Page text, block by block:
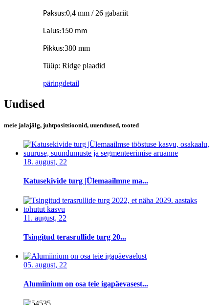
Paksus:0,4 mm / 26 gabariit
Laius:150 mm
Pikkus:380 mm
Tüüp: Ridge plaadid
päringdetail
Uudised
meie jalajälg, juhtpositsioonid, uuendused, tooted
18. august, 22
Katusekivide turg |Ülemaailmne ma...
11. august, 22
Tsingitud terasrullide turg 20...
05. august, 22
Alumiinium on osa teie igapäevasest...